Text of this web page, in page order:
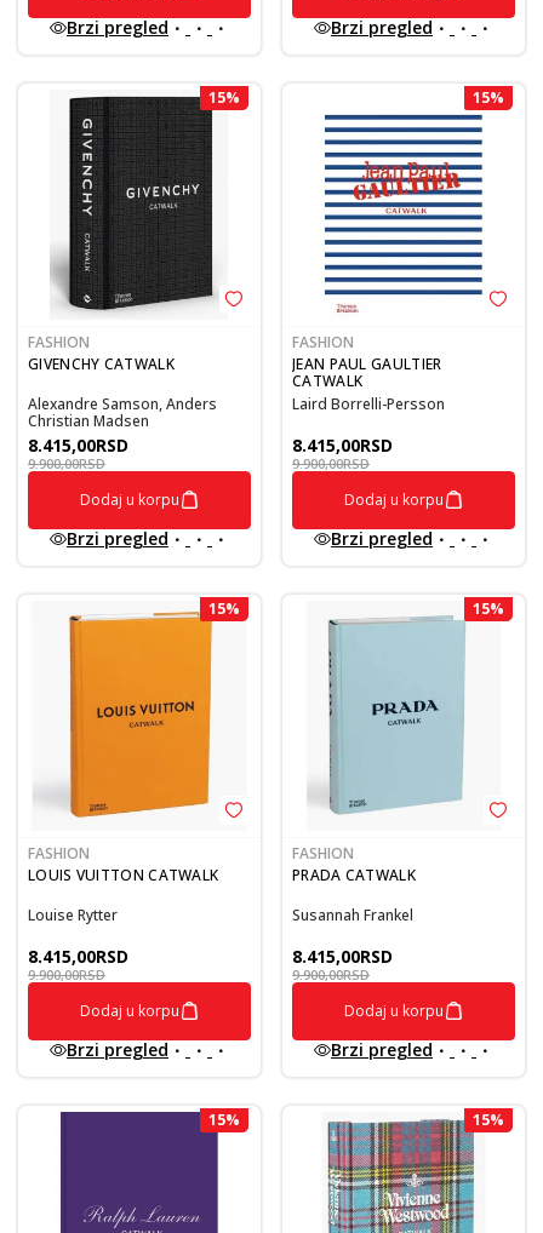
Brzi pregled Brzi pregled
15%
FASHION
GIVENCHY CATWALK
Alexandre Samson, Anders
Christian Madsen
8.415,00RSD
9.900,00RSD
Dodaj u korpu
Brzi pregled
15%
FASHION
JEAN PAUL GAULTIER
CATWALK
Laird Borrelli-Persson
8.415,00RSD
9.900,00RSD
Dodaj u korpu
Brzi pregled
15%
FASHION
LOUIS VUITTON CATWALK
Louise Rytter
8.415,00RSD
9.900,00RSD
Dodaj u korpu
Brzi pregled
15%
FASHION
PRADA CATWALK
Susannah Frankel
8.415,00RSD
9.900,00RSD
Dodaj u korpu
Brzi pregled
15% 15%